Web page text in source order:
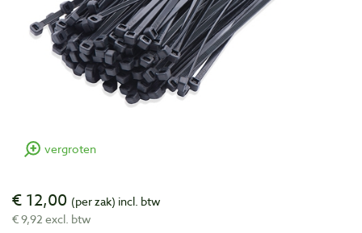
vergroten
€ 12,00 (per zak) incl. btw
€ 9,92 excl. btw